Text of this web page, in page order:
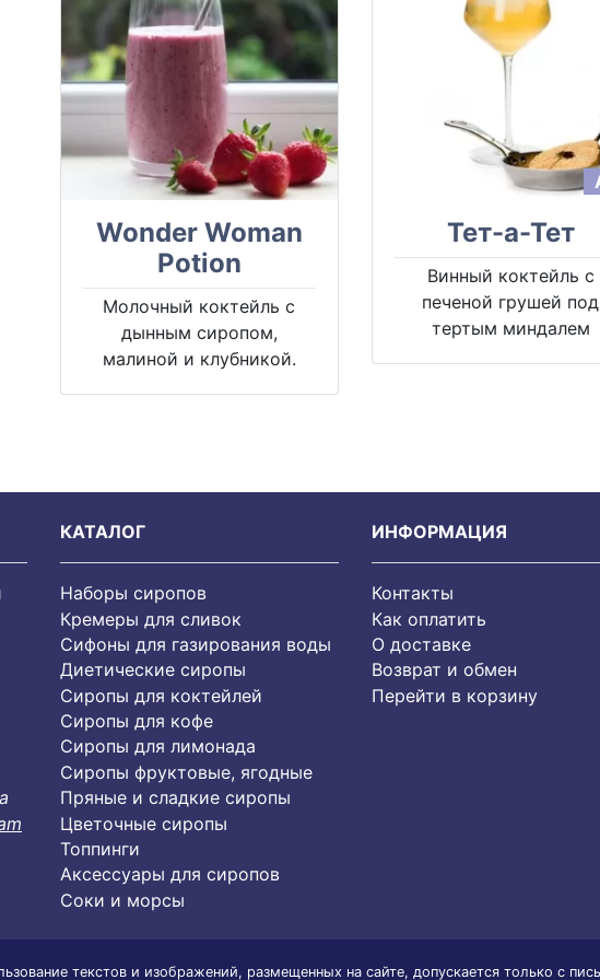
Wonder Woman
Potion
Молочный коктейль с
дынным сиропом,
малиной и клубникой.
Тет-а-Тет
Винный коктейль с
печеной грушей под
тертым миндалем
КАТАЛОГ
Наборы сиропов
Кремеры для сливок
Сифоны для газирования воды
Диетические сиропы
Сиропы для коктейлей
Сиропы для кофе
Сиропы для лимонада
Cиропы фруктовые, ягодные
Пряные и сладкие сиропы
Цветочные сиропы
Топпинги
Аксессуары для сиропов
Соки и морсы
ИНФОРМАЦИЯ
Контакты
Как оплатить
О доставке
Возврат и обмен
Перейти в корзину
текстов и изображений, размещенных на сайте, допускается только с